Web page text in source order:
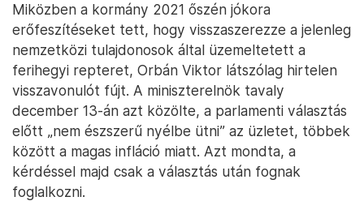
Miközben a kormány 2021 őszén jókora
erőfeszítéseket tett, hogy visszaszerezze a jelenleg
nemzetközi tulajdonosok által üzemeltetett a
ferihegyi repteret, Orbán Viktor látszólag hirtelen
visszavonulót fújt. A miniszterelnök tavaly
december 13-án azt közölte, a parlamenti választás
előtt „nem észszerű nyélbe ütni” az üzletet, többek
között a magas infláció miatt. Azt mondta, a
kérdéssel majd csak a választás után fognak
foglalkozni.